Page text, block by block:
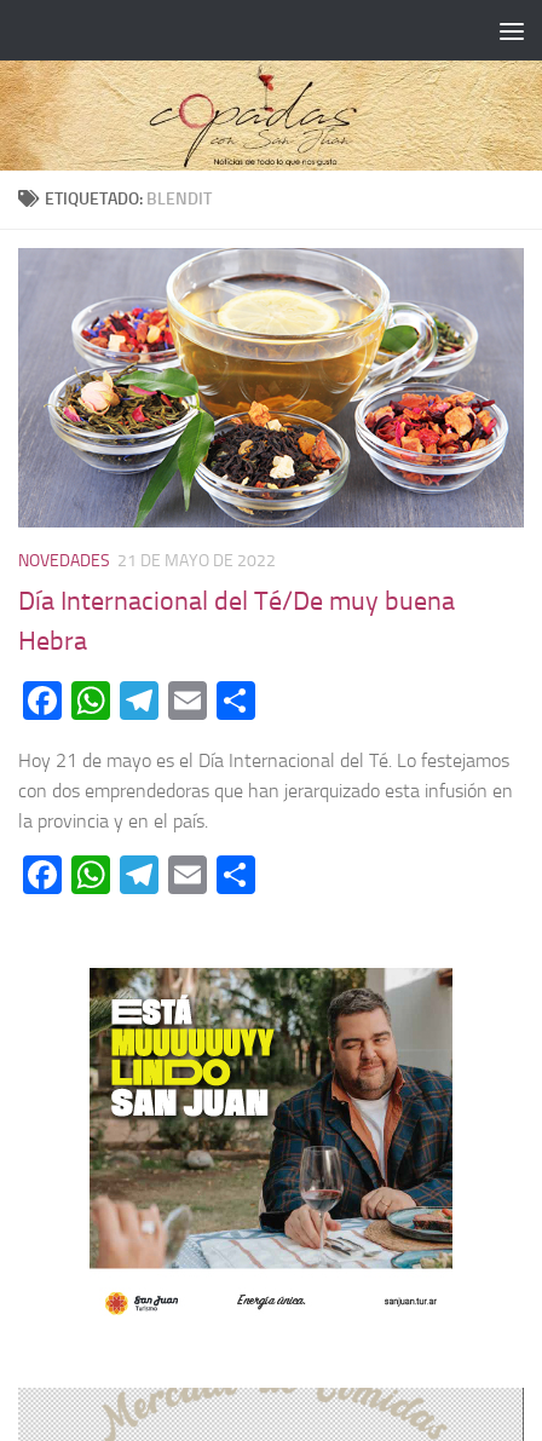
ETIQUETADO: BLENDIT
NOVEDADES 21 DE MAYO DE 2022
Día Internacional del Té/De muy buena
Hebra
Facebook
WhatsApp
Telegram
Email
Hoy 21 de mayo es el Día Internacional del Té. Lo festejamos
con dos emprendedoras que han jerarquizado esta infusión en
la provincia y en el país.
Facebook
WhatsApp
Telegram
Email